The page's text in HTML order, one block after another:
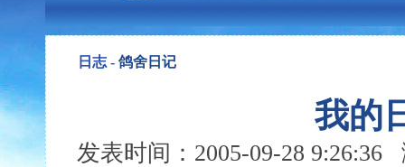
日志 - 鸽舍日记
我的
发表时间：2005-09-28